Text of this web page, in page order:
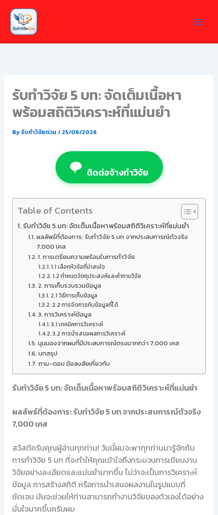
Skip
content
รับทำวิจัย 5 บท: จัดเต็มเนื้อหา
พร้อมสถิติวิเคราะห์ที่แม่นยำ
Byรับทำวิจัยด่วน / 25/06/2026
ติดต่อจ้างทำวิจัย
Table of Contents
รับทำวิจัย 5 บท: จัดเต็มเนื้อหาพร้อมสถิติวิเคราะห์ที่แม่นยำ
ผลลัพธ์ที่ต้องการ: รับทำวิจัย 5 บท จากประสบการณ์ตัวจริง
7,000 เคส
1. การเตรียมความพร้อมในการทำวิจัย
1.1 เลือกหัวข้อที่น่าสนใจ
1.2 กำหนดวัตถุประสงค์และคำถามวิจัย
2. การเก็บรวบรวมข้อมูล
2.1 วิธีการเก็บข้อมูล
2.2 การจัดการกับข้อมูลที่ได้
3. การวิเคราะห์ข้อมูล
3.1 เทคนิคการวิเคราะห์
3.2 การนำเสนอผลการวิเคราะห์
มุมมองจากผมที่มีประสบการณ์ตรงมากกว่า 7,000 เคส
บทสรุป
ถาม-ตอบ ข้อสงสัยเกี่ยวกับ
รับทำวิจัย 5 บท: จัดเต็มเนื้อหาพร้อมสถิติวิเคราะห์ที่แม่นยำ
ผลลัพธ์ที่ต้องการ: รับทำวิจัย 5 บท จากประสบการณ์ตัวจริง
7,000 เคส
สวัสดีครับคุณผู้อ่านทุกท่าน! วันนี้ผมจะพาทุกท่านมารู้จักกับ
การทำวิจัย 5 บท ที่จะทำให้คุณเข้าใจถึงกระบวนการเขียนงาน
วิจัยอย่างละเอียดและแม่นยำมากขึ้น ไม่ว่าจะเป็นการวิเคราะห์
ข้อมูล การสร้างสถิติ หรือการนำเสนอผลงานในรูปแบบที่
ชัดเจน มันจะช่วยให้ท่านสามารถทำงานวิจัยของตัวเองได้อย่าง
มั่นใจมากขึ้นครับผม